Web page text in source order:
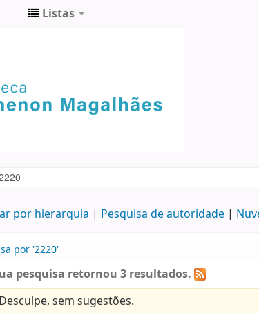
Listas
por hierarquia Pesquisa de autoridade
por '2220'
pesquisa retornou 3 resultados.
Desculpe, sem sugestões.